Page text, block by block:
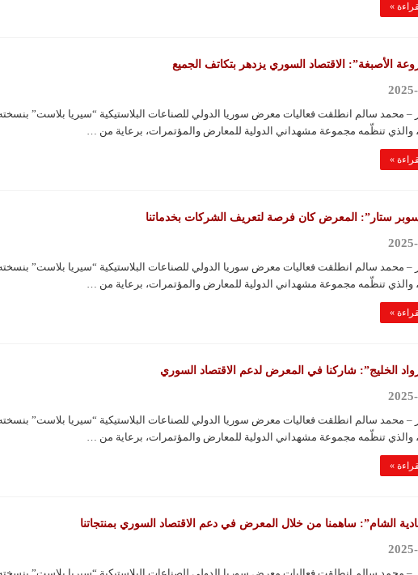
»
الأصبغة”: الاقتصاد السوري يزدهر بتكاتف الجميع
– محمد سالم انطلقت فعاليات معرض سوريا الدولي للصناعات البلاستيكية “سيريا بلاست”
والذي تنظّمه مجموعة مشهداني الدولية للمعارض والمؤتمرات، برعاية من …
»
ستار”: المعرض كان فرصة لتعريف الشركات بخدماتنا
– محمد سالم انطلقت فعاليات معرض سوريا الدولي للصناعات البلاستيكية “سيريا بلاست”
والذي تنظّمه مجموعة مشهداني الدولية للمعارض والمؤتمرات، برعاية من …
»
الخليج”: شاركنا في المعرض لدعم الاقتصاد السوري
– محمد سالم انطلقت فعاليات معرض سوريا الدولي للصناعات البلاستيكية “سيريا بلاست”
والذي تنظّمه مجموعة مشهداني الدولية للمعارض والمؤتمرات، برعاية من …
»
الشام”: ساهمنا من خلال المعرض في دعم الاقتصاد السوري بمنتجاتنا